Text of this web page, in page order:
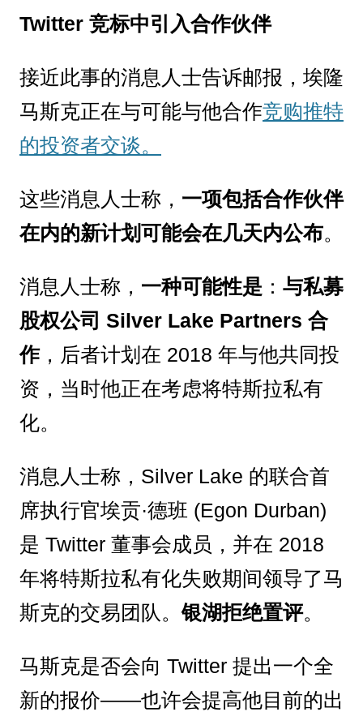
Twitter 竞标中引入合作伙伴
接近此事的消息人士告诉邮报，埃隆
马斯克正在与可能与他合作竞购推特
的投资者交谈。
这些消息人士称， 一项包括合作伙伴
在内的新计划可能会在几天内公布。
消息人士称， 一种可能性是 ： 与私募
股权公司 Silver Lake Partners 合
作，后者计划在 2018 年与他共同投
资，当时他正在考虑将特斯拉私有
化。
消息人士称，Silver Lake 的联合首
席执行官埃贡·德班 (Egon Durban)
是 Twitter 董事会成员，并在 2018
年将特斯拉私有化失败期间领导了马
斯克的交易团队。银湖拒绝置评。
马斯克是否会向 Twitter 提出一个全
新的报价——也许会提高他目前的出